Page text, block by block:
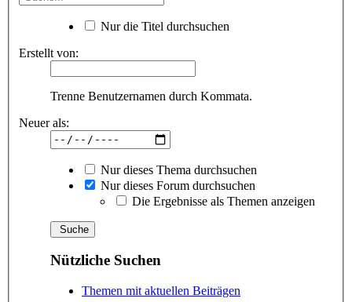
Nur die Titel durchsuchen
Erstellt von:
Trenne Benutzernamen durch Kommata.
Neuer als:
Nur dieses Thema durchsuchen
Nur dieses Forum durchsuchen
Die Ergebnisse als Themen anzeigen
Nützliche Suchen
Themen mit aktuellen Beiträgen